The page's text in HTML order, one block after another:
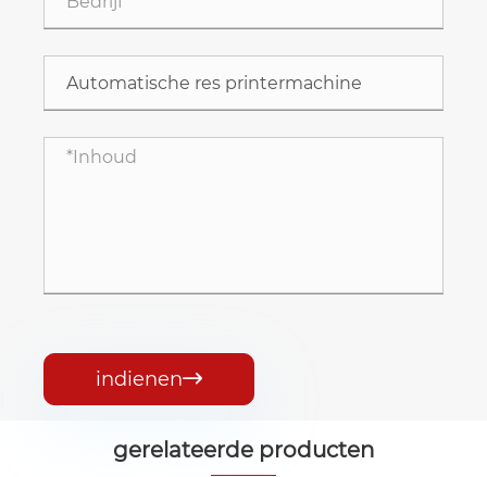
indienen
gerelateerde producten